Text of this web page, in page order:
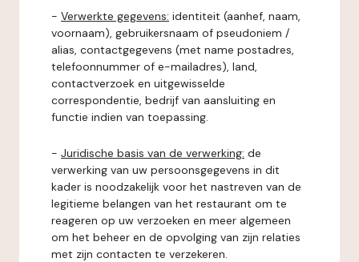
- Verwerkte gegevens: identiteit (aanhef, naam,
voornaam), gebruikersnaam of pseudoniem /
alias, contactgegevens (met name postadres,
telefoonnummer of e-mailadres), land,
contactverzoek en uitgewisselde
correspondentie, bedrijf van aansluiting en
functie indien van toepassing.
- Juridische basis van de verwerking: de
verwerking van uw persoonsgegevens in dit
kader is noodzakelijk voor het nastreven van de
legitieme belangen van het restaurant om te
reageren op uw verzoeken en meer algemeen
om het beheer en de opvolging van zijn relaties
met zijn contacten te verzekeren.